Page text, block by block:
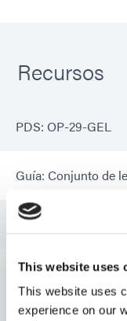
This website uses
This website uses
experience on our
Recursos
PDS: OP-29-GEL
Guía: Conjunto de
Guía: Conjunto de
Guía: Conjunto de